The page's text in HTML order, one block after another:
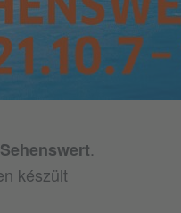
.
készült